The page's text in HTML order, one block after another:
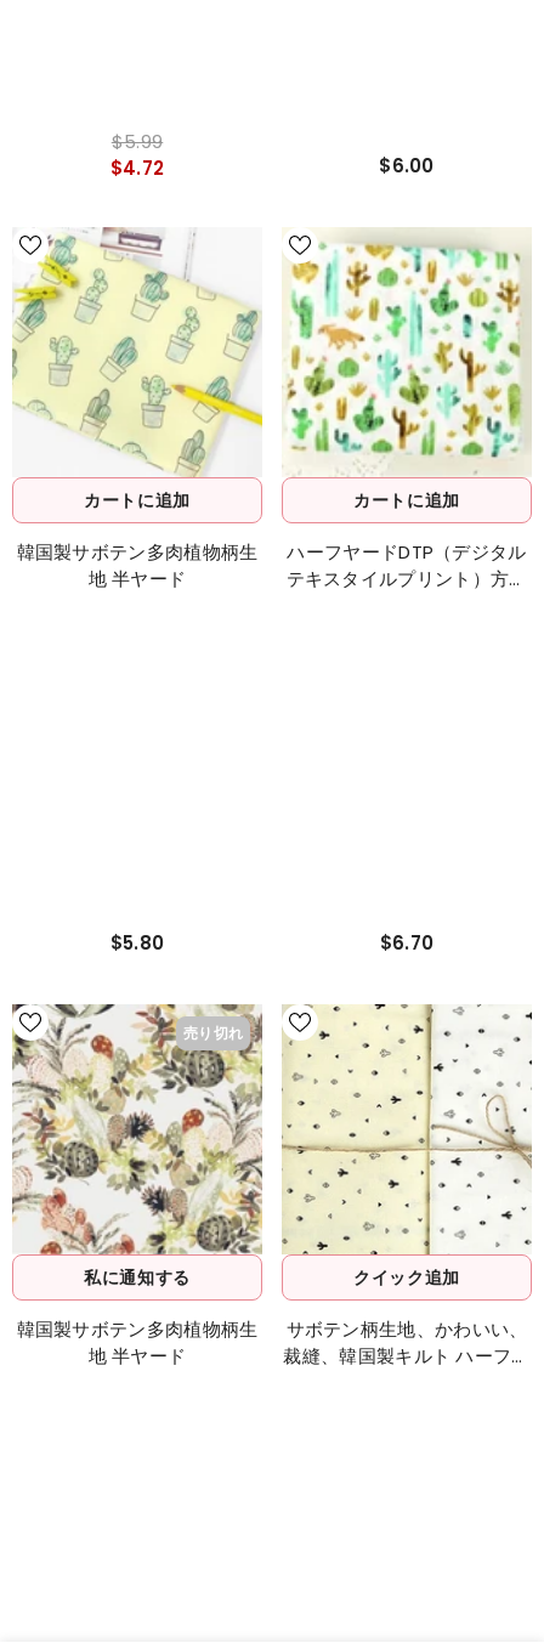
$5.99
$4.72
$6.00
カートに追加
韓国製サボテン多肉植物柄生
地 半ヤード
$5.80
カートに追加
ハーフヤードDTP（デジタル
テキスタイルプリント）方式
$6.70
売り切れ
私に通知する
韓国製サボテン多肉植物柄生
地 半ヤード
クイック追加
サボテン柄生地、かわいい、
裁縫、韓国製キルト ハーフヤ